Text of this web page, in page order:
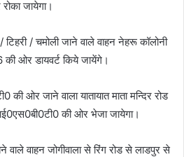
रोका जायेगा।
/ चमोली जाने वाले वाहन नेहरू कॉलोनी
की ओर डायवर्ट किये जायेंगे।
ओर जाने वाला यातायात माता मन्दिर रोड
की ओर भेजा जायेगा।
वाहन जोगीवाला से रिंग रोड से लाडपुर से